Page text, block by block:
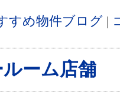
すめ物件ブログ |
ーム店舗